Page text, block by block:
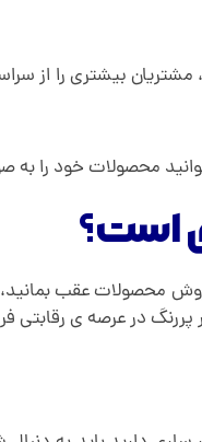
بیشتری را از
محصولات خود را
است؟
محصولات عقب
در عرصه ی رقابتی